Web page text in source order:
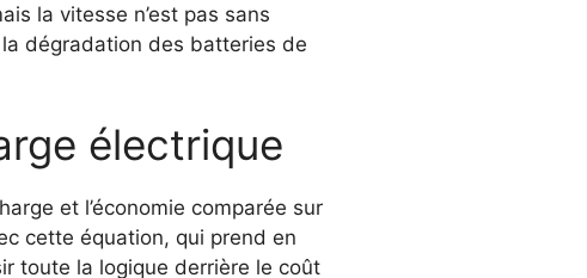
la vitesse n’est pas sans
dégradation des batteries de
électrique
et l’économie comparée sur
cette équation, qui prend en
toute la logique derrière le coût